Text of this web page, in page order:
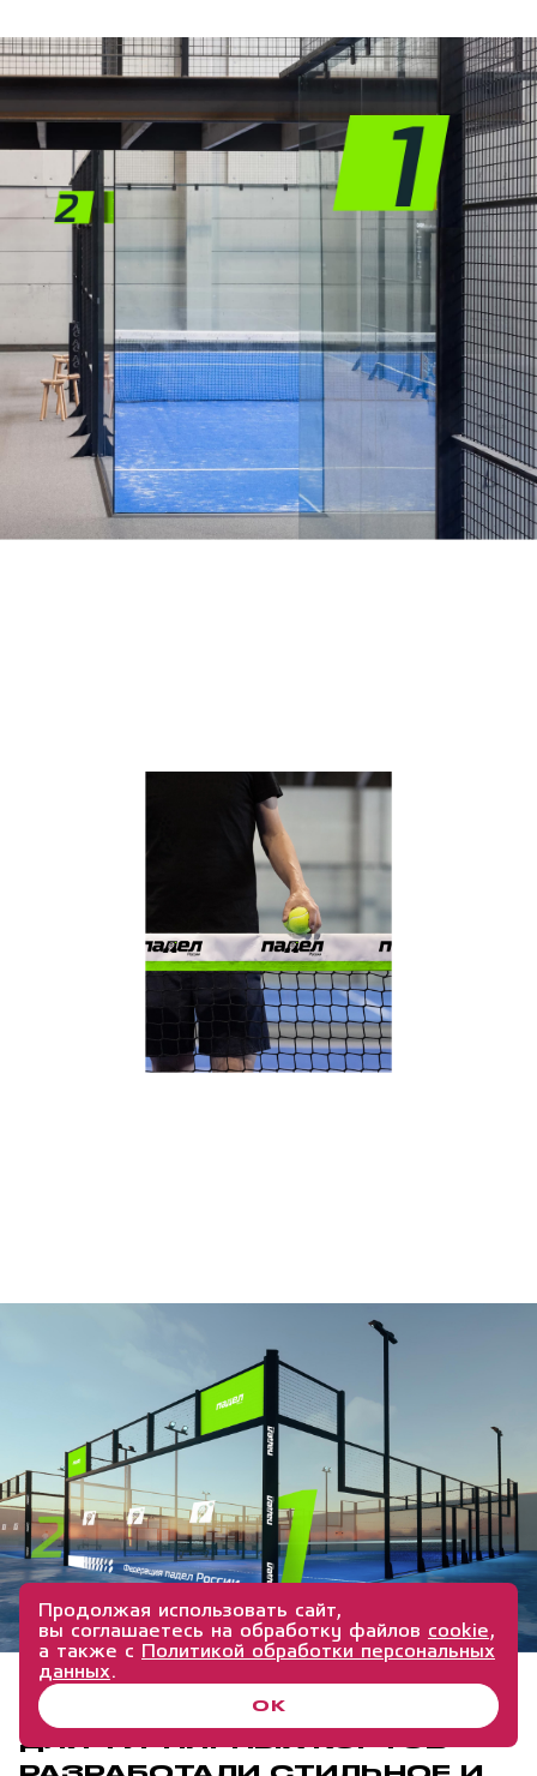
ТУРНИРНЫЕ КОРТЫ
ДЛЯ ТУРНИРНЫХ КОРТОВ
Продолжая использовать сайт,
вы соглашаетесь на обработку файлов cookie,
а также с
Политикой обработки персональных
данных.
ОК